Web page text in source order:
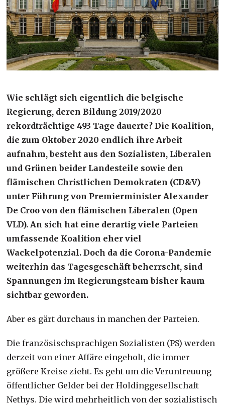
Wie schlägt sich eigentlich die belgische
Regierung, deren Bildung 2019/2020
rekordträchtige 493 Tage dauerte? Die Koalition,
die zum Oktober 2020 endlich ihre Arbeit
aufnahm, besteht aus den Sozialisten, Liberalen
und Grünen beider Landesteile sowie den
flämischen Christlichen Demokraten (CD&V)
unter Führung von Premierminister Alexander
De Croo von den flämischen Liberalen (Open
VLD). An sich hat eine derartig viele Parteien
umfassende Koalition eher viel
Wackelpotenzial. Doch da die Corona-Pandemie
weiterhin das Tagesgeschäft beherrscht, sind
Spannungen im Regierungsteam bisher kaum
sichtbar geworden.
Aber es gärt durchaus in manchen der Parteien.
Die französischsprachigen Sozialisten (PS) werden
derzeit von einer Affäre eingeholt, die immer
größere Kreise zieht. Es geht um die Veruntreuung
öffentlicher Gelder bei der Holdinggesellschaft
Nethys. Die wird mehrheitlich von der sozialistisch